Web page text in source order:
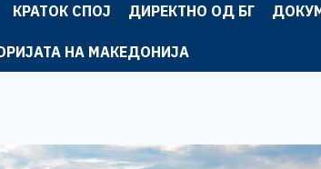
КРАТОК СПОЈ ДИРЕКТНО ОД БГ
НА МАКЕДОНИЈА